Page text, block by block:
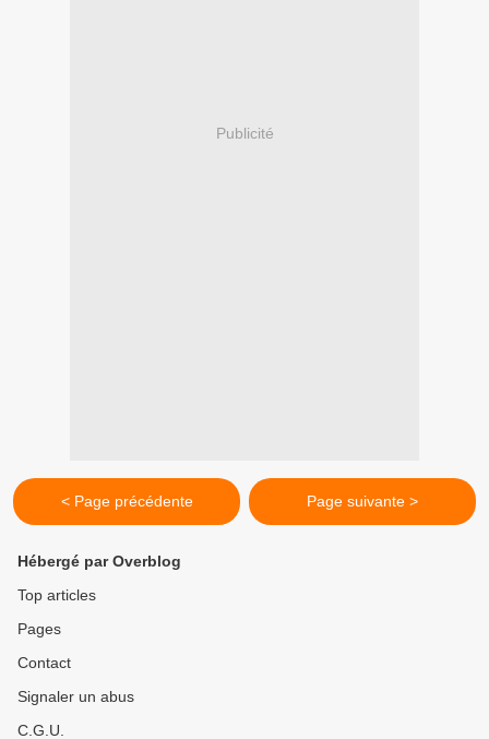
Publicité
< Page précédente Page suivante >
Hébergé par Overblog
Top articles
Pages
Contact
Signaler un abus
C.G.U.